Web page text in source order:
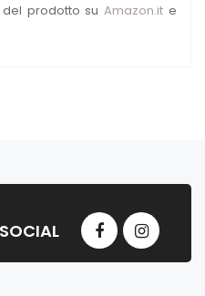
del prodotto suAmazon.it e